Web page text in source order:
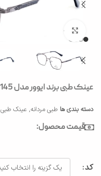
بزرگنمایی تصویر
عینک طبی برند ایوور مدل MM6145
دسته بندی ها طبی مردانه, عینک طبی
قیمت محصول:
کد